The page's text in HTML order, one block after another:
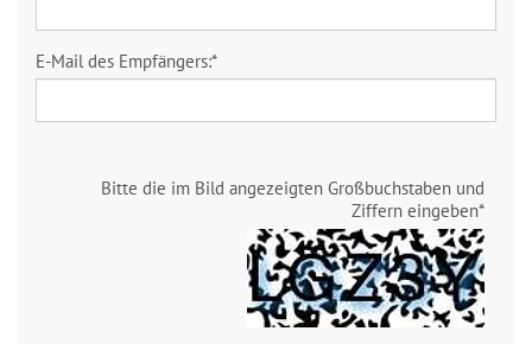
E-Mail des Empfängers:*
Bitte die im Bild angezeigten Großbuchstaben und
Ziffern eingeben*